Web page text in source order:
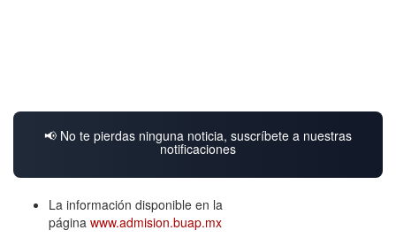
📢 No te pierdas ninguna noticia, suscríbete a nuestras
notificaciones
La información disponible en la
página www.admision.buap.mx